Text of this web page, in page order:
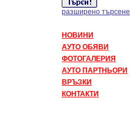
разширено търсене
НОВИНИ
АУТО ОБЯВИ
ФОТОГАЛЕРИЯ
АУТО ПАРТНЬОРИ
ВРЪЗКИ
КОНТАКТИ